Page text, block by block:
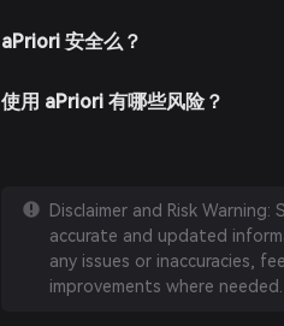
aPriori 安全么？
使用 aPriori 有哪些风险？
Disclaimer and Risk
accurate and updated
any issues or inaccuracies,
improvements where needed.